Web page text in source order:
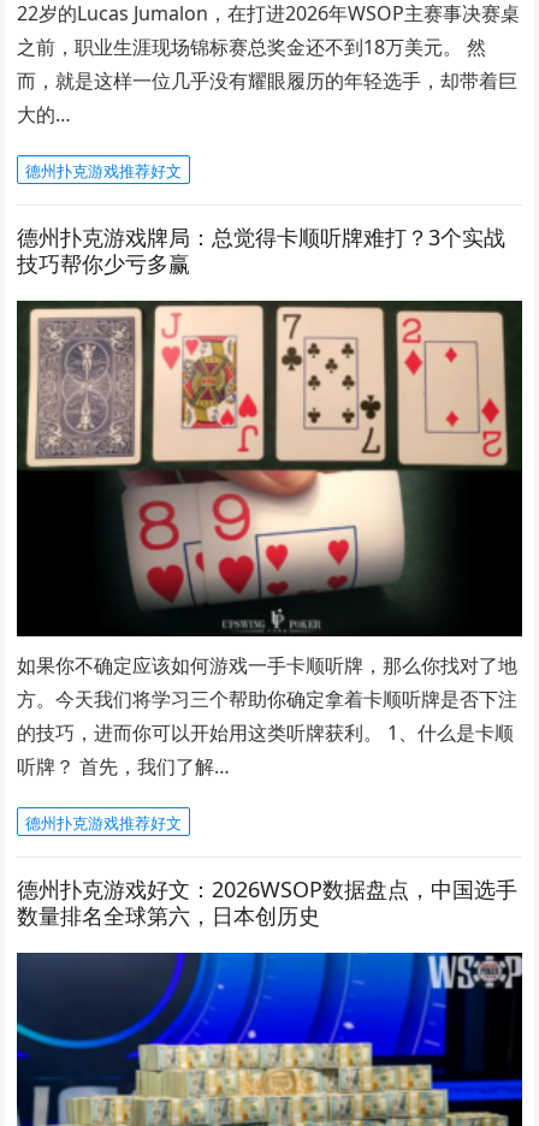
22岁的Lucas Jumalon，在打进2026年WSOP主赛事决赛桌
之前，职业生涯现场锦标赛总奖金还不到18万美元。 然
而，就是这样一位几乎没有耀眼履历的年轻选手，却带着巨
大的…
德州扑克游戏推荐好文
德州扑克游戏牌局：总觉得卡顺听牌难打？3个实战
技巧帮你少亏多赢
如果你不确定应该如何游戏一手卡顺听牌，那么你找对了地
方。今天我们将学习三个帮助你确定拿着卡顺听牌是否下注
的技巧，进而你可以开始用这类听牌获利。 1、什么是卡顺
听牌？ 首先，我们了解…
德州扑克游戏推荐好文
德州扑克游戏好文：2026WSOP数据盘点，中国选手
数量排名全球第六，日本创历史